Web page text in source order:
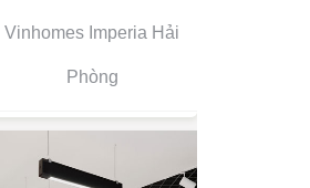
Vinhomes Imperia Hải
Phòng